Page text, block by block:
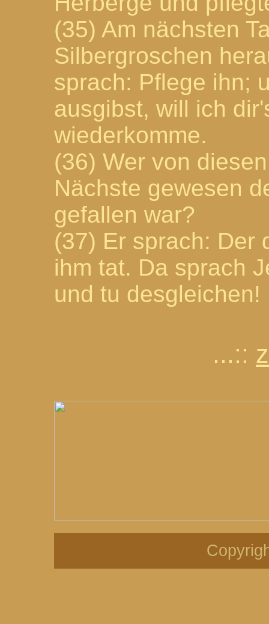
(35) Am nächsten
Silbergroschen
sprach: Pflege ihn;
ausgibst, will ich
wiederkomme.
(36) Wer von
Nächste gewesen
gefallen war?
(37) Er sprach: Der
ihm tat. Da sprach
und tu desgleichen!
...::